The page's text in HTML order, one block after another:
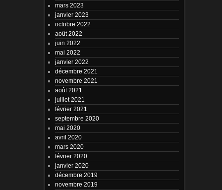
mars 2023
janvier 2023
octobre 2022
août 2022
juin 2022
mai 2022
janvier 2022
décembre 2021
novembre 2021
août 2021
juillet 2021
février 2021
septembre 2020
mai 2020
avril 2020
mars 2020
février 2020
janvier 2020
décembre 2019
novembre 2019